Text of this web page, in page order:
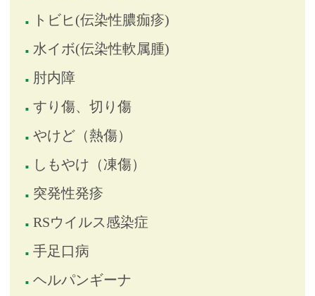
トビヒ(伝染性膿痂疹)
水イボ(伝染性軟属腫)
肘内障
すり傷、切り傷
やけど（熱傷）
しもやけ（凍傷）
突発性発疹
RSウイルス感染症
手足口病
ヘルパンギーナ